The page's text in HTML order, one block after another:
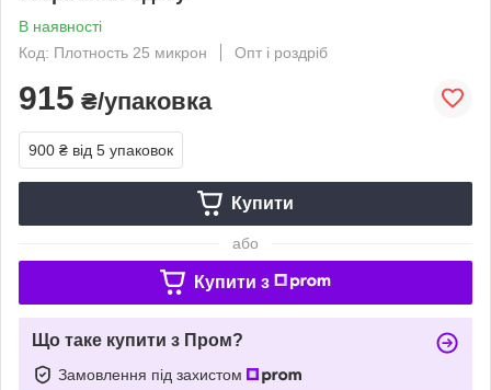
В наявності
Код: Плотность 25 микрон
Опт і роздріб
915 ₴/упаковка
900 ₴ від 5 упаковок
Купити
або
Купити з
Що таке купити з Пром?
Замовлення під захистом